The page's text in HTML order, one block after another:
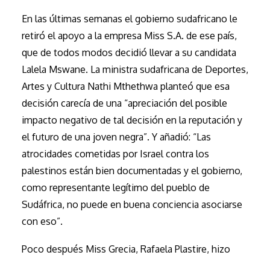
En las últimas semanas el gobierno sudafricano le
retiró el apoyo a la empresa Miss S.A. de ese país,
que de todos modos decidió llevar a su candidata
Lalela Mswane. La ministra sudafricana de Deportes,
Artes y Cultura Nathi Mthethwa planteó que esa
decisión carecía de una “apreciación del posible
impacto negativo de tal decisión en la reputación y
el futuro de una joven negra”. Y añadió: “Las
atrocidades cometidas por Israel contra los
palestinos están bien documentadas y el gobierno,
como representante legítimo del pueblo de
Sudáfrica, no puede en buena conciencia asociarse
con eso”.
Poco después Miss Grecia, Rafaela Plastire, hizo